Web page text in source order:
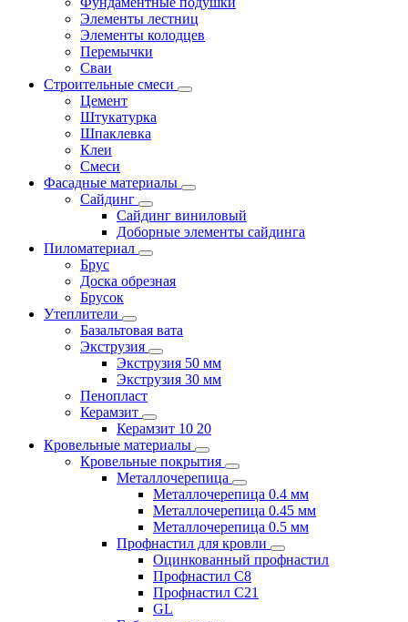
Элементы лестниц
Элементы колодцев
Перемычки
Сваи
Строительные смеси
Цемент
Штукатурка
Шпаклевка
Клеи
Смеси
Фасадные материалы
Сайдинг
Сайдинг виниловый
Доборные элементы сайдинга
Пиломатериал
Брус
Доска обрезная
Брусок
Утеплители
Базальтовая вата
Экструзия
Экструзия 50 мм
Экструзия 30 мм
Пенопласт
Керамзит
Керамзит 10 20
Кровельные материалы
Кровельные покрытия
Металлочерепица
Металлочерепица 0.4 мм
Металлочерепица 0.45 мм
Металлочерепица 0.5 мм
Профнастил для кровли
Оцинкованный профнастил
Профнастил С8
Профнастил С21
GL